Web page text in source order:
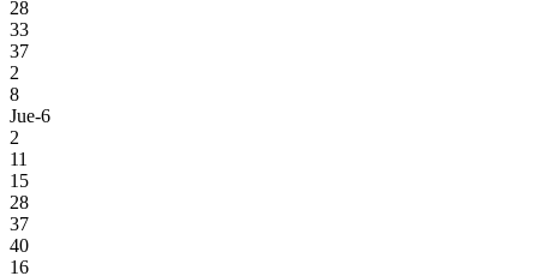
28
33
37
2
8
Jue-6
2
11
15
28
37
40
16